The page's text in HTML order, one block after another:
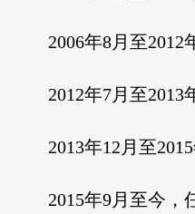
2006年8月至
2012年7月至
2013年12月至
2015年9月至今，